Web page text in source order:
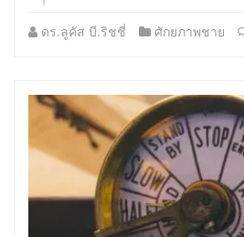
ดร.ลูคัส บี.ริชชี่ ศักยภาพชาย